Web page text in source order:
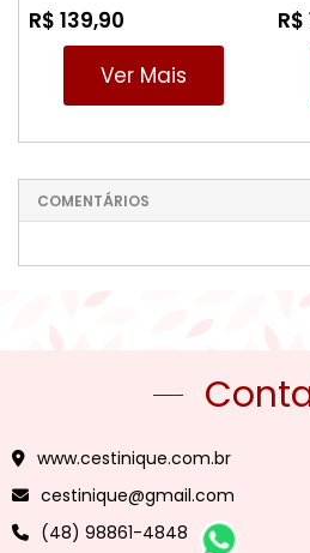
R$ 139,90
Ver Mais
R$
COMENTÁRIOS
www.cestinique.com.br
cestinique@gmail.com
(48) 98861-4848